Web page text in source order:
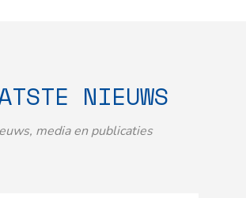
NIEUWS
media en publicaties